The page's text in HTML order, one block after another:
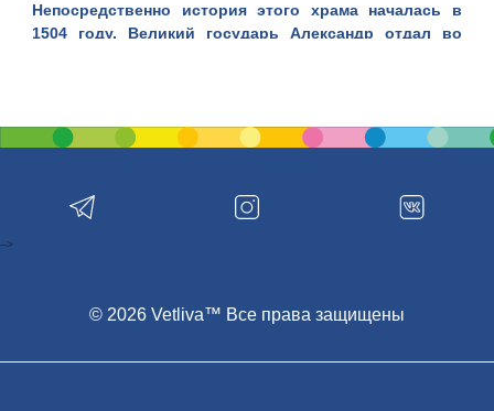
Непосредственно история этого храма началась в
1504 году. Великий государь Александр отдал во
территории. В качестве жилой зоны у монахов этих
была сторожка, так называемая - буда (от бел.
возведена деревянная каплица в честь Посещения
Марией Елизаветы. Именно тогда земли эти и
верующими благодаря чудесам, которые не раз
© 2026 Vetliva™ Все права защищены
-->